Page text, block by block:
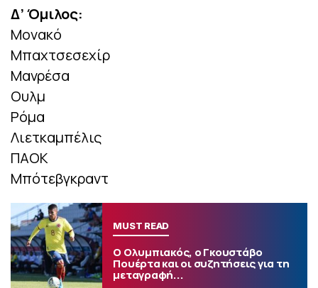
Δ’ Όμιλος:
Μονακό
Μπαχτσεσεχίρ
Μανρέσα
Ουλμ
Ρόμα
Λιετκαμπέλις
ΠΑΟΚ
Μπότεβγκραντ
MUST READ
Ο Ολυμπιακός, ο Γκουστάβο
Πουέρτα και οι συζητήσεις για τη
μεταγραφή...